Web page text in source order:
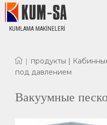
KUMLAMA MAKİNELERİ
| продукты |
под давлением
Вакуумные